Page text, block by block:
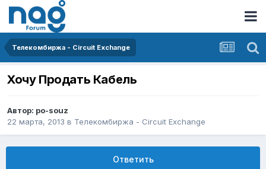
Телекомбиржа - Circuit Exchange
Хочу Продать Кабель
Автор: po-souz
22 марта, 2013 в Телекомбиржа - Circuit Exchange
Ответить